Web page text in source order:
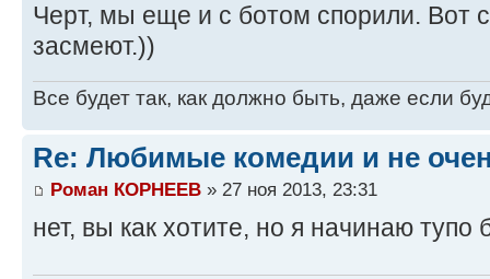
Черт, мы еще и с ботом спорили. Вот
засмеют.))
Все будет так, как должно быть, даже если
Re: Любимые комедии и не
Роман КОРНЕЕВ » 27 ноя 2013, 23:31
нет, вы как хотите, но я начинаю тупо